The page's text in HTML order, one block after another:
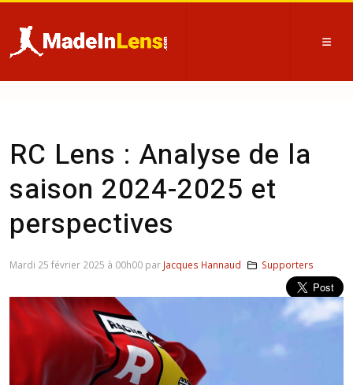
RC Lens : Analyse de la
saison 2024-2025 et
perspectives
Mardi 25 février 2025 à 00h00 par Jacques Hannaud Supporters